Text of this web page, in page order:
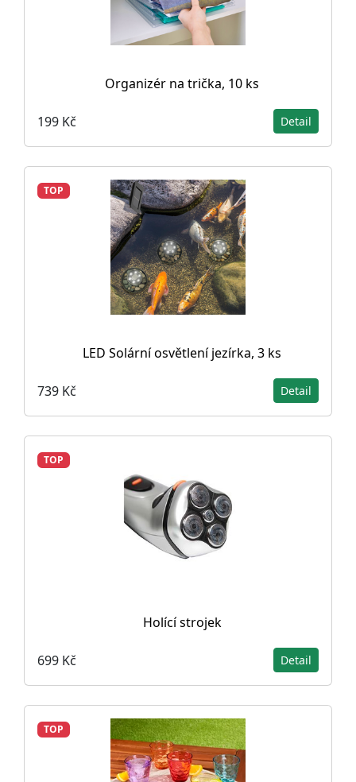
Organizér na trička, 10 ks
199 Kč Detail
TOP
LED Solární osvětlení jezírka, 3 ks
739 Kč Detail
TOP
Holící strojek
699 Kč Detail
TOP